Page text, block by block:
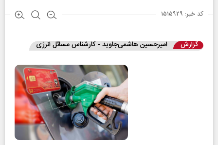
کد خبر: ۱۵۱۵۹۲۹
گزارش امیرحسین هاشمی‌جاوید - کارشناس مسائل انرژی